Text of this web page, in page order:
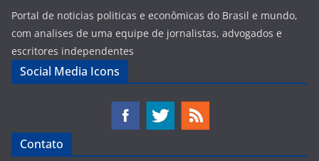
Portal de noticias politicas e econômicas do Brasil e mundo,
com analises de uma equipe de jornalistas, advogados e
escritores independentes
Social Media Icons
Contato